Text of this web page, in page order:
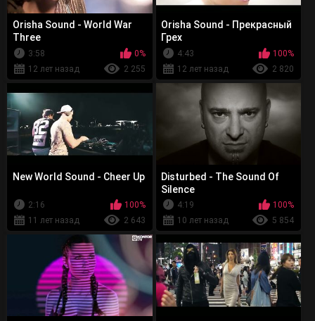
Orisha Sound - World War
Three
3:58
0%
12 лет назад
2 255
Orisha Sound - Прекрасный
Грех
4:43
100%
12 лет назад
2 820
New World Sound - Cheer Up
2:16
100%
11 лет назад
2 643
Disturbed - The Sound Of
Silence
4:19
100%
10 лет назад
5 854